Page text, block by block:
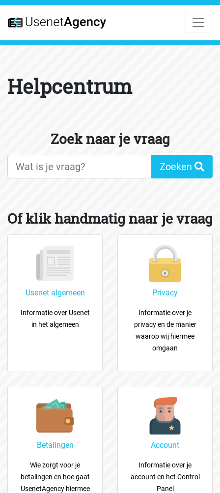
Helpcentrum
Zoek naar je vraag
Zoeken
Of klik handmatig naar je vraag
Usenet algemeen
Informatie over Usenet
in het algemeen
Privacy
Informatie over je
privacy en de manier
waarop wij hiermee
omgaan
Betalingen
Wie zorgt voor je
betalingen en hoe gaat
UsenetAgency hiermee
Account
Informatie over je
account en het Control
Panel